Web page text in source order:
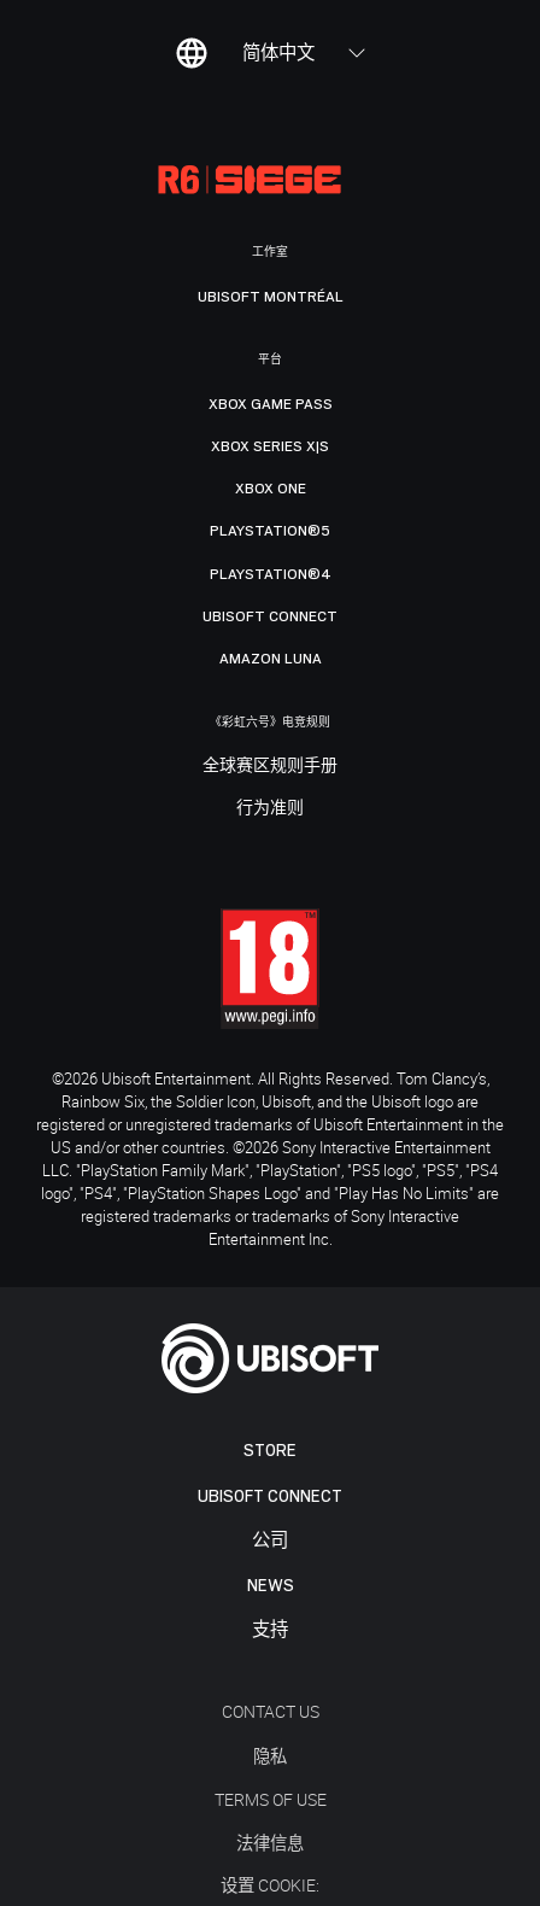
简体中文
STORE
UBISOFT CONNECT
公司
NEWS
支持
CONTACT US
隐私
TERMS OF USE
法律信息
设置 COOKIE:
工作室
UBISOFT MONTRÉAL
平台
XBOX GAME PASS
XBOX SERIES X|S
XBOX ONE
PLAYSTATION®5
PLAYSTATION®4
UBISOFT CONNECT
AMAZON LUNA
《彩虹六号》电竞规则
全球赛区规则手册
行为准则
©2026 Ubisoft Entertainment. All Rights Reserved. Tom Clancy’s,
Rainbow Six, the Soldier Icon, Ubisoft, and the Ubisoft logo are
registered or unregistered trademarks of Ubisoft Entertainment in the
US and/or other countries. ©2026 Sony Interactive Entertainment
LLC. "PlayStation Family Mark", "PlayStation", "PS5 logo", "PS5", "PS4
logo", "PS4", "PlayStation Shapes Logo" and "Play Has No Limits" are
registered trademarks or trademarks of Sony Interactive
Entertainment Inc.